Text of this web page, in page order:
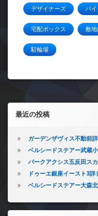
デザイナーズ バ
宅配ボックス 敷
駐輪場
左サイドバー
最近の投稿
ガーデンザヴィス不動前
ベルシードステアー武蔵
パークアクシス五反田ス
ドゥーエ銀座イースト3詳
ベルシードステアー大森